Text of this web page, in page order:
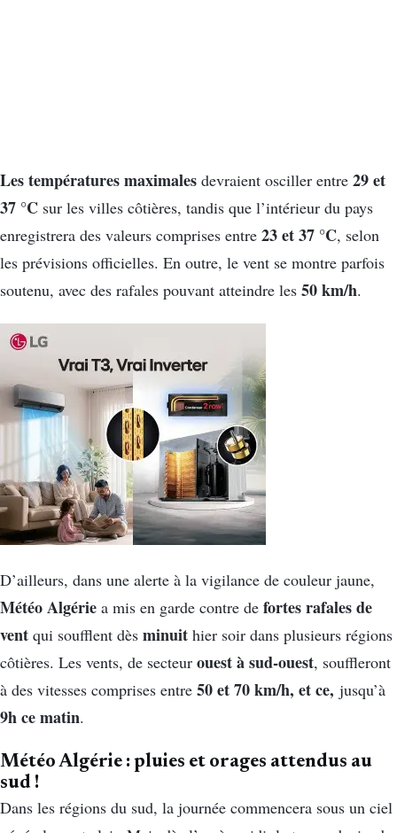
Les températures maximales devraient osciller entre 29 et
37 °C sur les villes côtières, tandis que l’intérieur du pays
enregistrera des valeurs comprises entre 23 et 37 °C, selon
les prévisions officielles. En outre, le vent se montre parfois
soutenu, avec des rafales pouvant atteindre les 50 km/h.
D’ailleurs, dans une alerte à la vigilance de couleur jaune,
Météo Algérie a mis en garde contre de fortes rafales de
vent qui soufflent dès minuit hier soir dans plusieurs régions
côtières. Les vents, de secteur ouest à sud-ouest, souffleront
à des vitesses comprises entre 50 et 70 km/h, et ce, jusqu’à
9h ce matin.
Météo Algérie : pluies et orages attendus au
sud !
Dans les régions du sud, la journée commencera sous un ciel